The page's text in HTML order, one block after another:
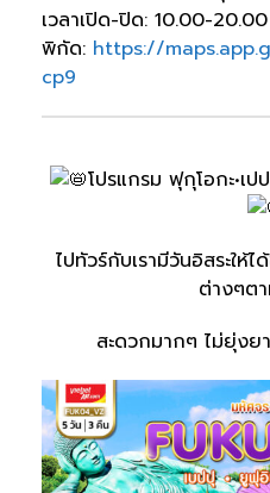
เวลาเปิด-ปิด: 10.00-
พิกัด: https://
cp9
โปรแกรม ฟุกุโอกะ•เ
ไปทัวร์กับเรามีวันอิสระให้
ต่างๆตา
สะดวกมากๆ ไม่ยุ่งย